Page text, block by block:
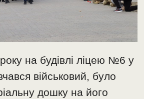
на будівлі ліцею №6 у
військовий, було
дошку на його